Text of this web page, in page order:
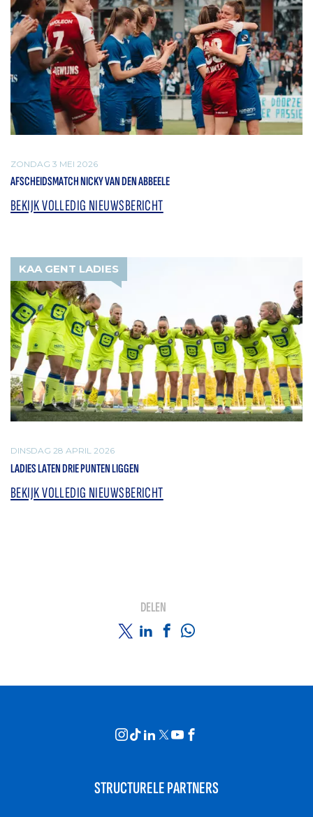
ZONDAG 3 MEI 2026
AFSCHEIDSMATCH NICKY VAN DEN ABBEELE
BEKIJK VOLLEDIG NIEUWSBERICHT
KAA GENT LADIES
DINSDAG 28 APRIL 2026
LADIES LATEN DRIE PUNTEN LIGGEN
BEKIJK VOLLEDIG NIEUWSBERICHT
DELEN
STRUCTURELE PARTNERS